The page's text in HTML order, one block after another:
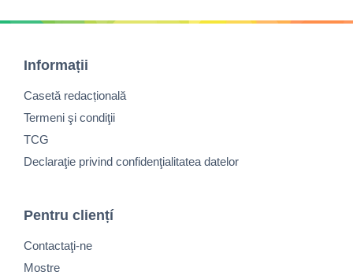
Informații
Casetă redacțională
Termeni şi condiţii
TCG
Declaraţie privind confidenţialitatea datelor
Pentru cliențí
Contactaţi-ne
Mostre